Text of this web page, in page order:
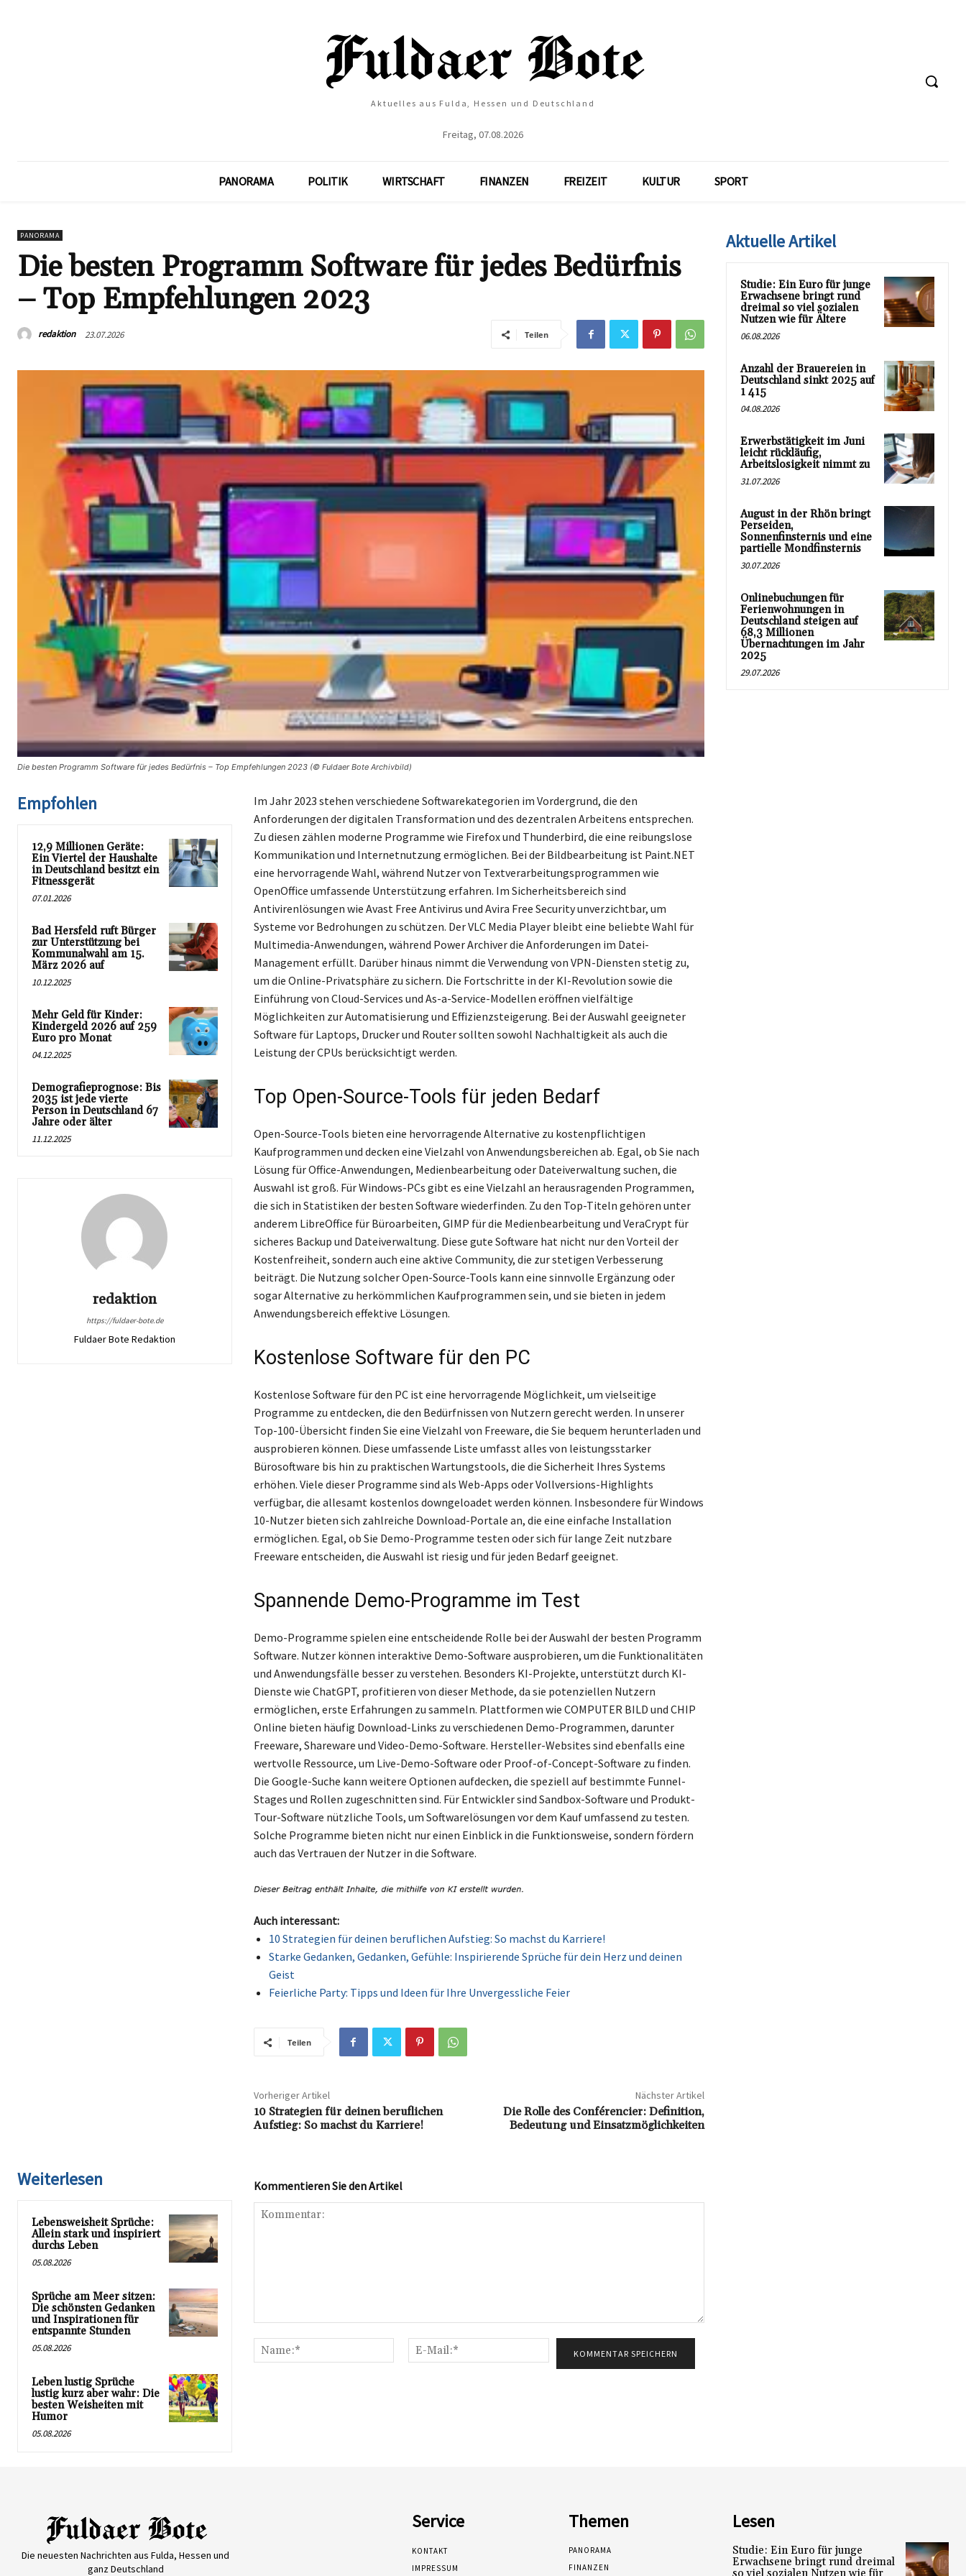
Aktuelles aus Fulda, Hessen und Deutschland
Freitag, 07.08.2026
PANORAMA POLITIK WIRTSCHAFT FINANZEN FREIZEIT KULTUR SPORT
PANORAMA
Die besten Programm Software für jedes Bedürfnis
– Top Empfehlungen 2023
redaktion 23.07.2026 Teilen
Die besten Programm Software für jedes Bedürfnis – Top Empfehlungen 2023 (© Fuldaer Bote Archivbild)
Empfohlen
12,9 Millionen Geräte:
Ein Viertel der Haushalte
in Deutschland besitzt ein
Fitnessgerät
07.01.2026
Bad Hersfeld ruft Bürger
zur Unterstützung bei
Kommunalwahl am 15.
März 2026 auf
10.12.2025
Mehr Geld für Kinder:
Kindergeld 2026 auf 259
Euro pro Monat
04.12.2025
Demografieprognose: Bis
2035 ist jede vierte
Person in Deutschland 67
Jahre oder älter
11.12.2025
redaktion
https://fuldaer-bote.de
Fuldaer Bote Redaktion
Im Jahr 2023 stehen verschiedene Softwarekategorien im Vordergrund, die den
Anforderungen der digitalen Transformation und des dezentralen Arbeitens entsprechen.
Zu diesen zählen moderne Programme wie Firefox und Thunderbird, die eine reibungslose
Kommunikation und Internetnutzung ermöglichen. Bei der Bildbearbeitung ist Paint.NET
eine hervorragende Wahl, während Nutzer von Textverarbeitungsprogrammen wie
OpenOffice umfassende Unterstützung erfahren. Im Sicherheitsbereich sind
Antivirenlösungen wie Avast Free Antivirus und Avira Free Security unverzichtbar, um
Systeme vor Bedrohungen zu schützen. Der VLC Media Player bleibt eine beliebte Wahl für
Multimedia-Anwendungen, während Power Archiver die Anforderungen im Datei-
Management erfüllt. Darüber hinaus nimmt die Verwendung von VPN-Diensten stetig zu,
um die Online-Privatsphäre zu sichern. Die Fortschritte in der KI-Revolution sowie die
Einführung von Cloud-Services und As-a-Service-Modellen eröffnen vielfältige
Möglichkeiten zur Automatisierung und Effizienzsteigerung. Bei der Auswahl geeigneter
Software für Laptops, Drucker und Router sollten sowohl Nachhaltigkeit als auch die
Leistung der CPUs berücksichtigt werden.
Top Open-Source-Tools für jeden Bedarf
Open-Source-Tools bieten eine hervorragende Alternative zu kostenpflichtigen
Kaufprogrammen und decken eine Vielzahl von Anwendungsbereichen ab. Egal, ob Sie nach
Lösung für Office-Anwendungen, Medienbearbeitung oder Dateiverwaltung suchen, die
Auswahl ist groß. Für Windows-PCs gibt es eine Vielzahl an herausragenden Programmen,
die sich in Statistiken der besten Software wiederfinden. Zu den Top-Titeln gehören unter
anderem LibreOffice für Büroarbeiten, GIMP für die Medienbearbeitung und VeraCrypt für
sicheres Backup und Dateiverwaltung. Diese gute Software hat nicht nur den Vorteil der
Kostenfreiheit, sondern auch eine aktive Community, die zur stetigen Verbesserung
beiträgt. Die Nutzung solcher Open-Source-Tools kann eine sinnvolle Ergänzung oder
sogar Alternative zu herkömmlichen Kaufprogrammen sein, und sie bieten in jedem
Anwendungsbereich effektive Lösungen.
Kostenlose Software für den PC
Kostenlose Software für den PC ist eine hervorragende Möglichkeit, um vielseitige
Programme zu entdecken, die den Bedürfnissen von Nutzern gerecht werden. In unserer
Top-100-Übersicht finden Sie eine Vielzahl von Freeware, die Sie bequem herunterladen und
ausprobieren können. Diese umfassende Liste umfasst alles von leistungsstarker
Bürosoftware bis hin zu praktischen Wartungstools, die die Sicherheit Ihres Systems
erhöhen. Viele dieser Programme sind als Web-Apps oder Vollversions-Highlights
verfügbar, die allesamt kostenlos downgeloadet werden können. Insbesondere für Windows
10-Nutzer bieten sich zahlreiche Download-Portale an, die eine einfache Installation
ermöglichen. Egal, ob Sie Demo-Programme testen oder sich für lange Zeit nutzbare
Freeware entscheiden, die Auswahl ist riesig und für jeden Bedarf geeignet.
Spannende Demo-Programme im Test
Demo-Programme spielen eine entscheidende Rolle bei der Auswahl der besten Programm
Software. Nutzer können interaktive Demo-Software ausprobieren, um die Funktionalitäten
und Anwendungsfälle besser zu verstehen. Besonders KI-Projekte, unterstützt durch KI-
Dienste wie ChatGPT, profitieren von dieser Methode, da sie potenziellen Nutzern
ermöglichen, erste Erfahrungen zu sammeln. Plattformen wie COMPUTER BILD und CHIP
Online bieten häufig Download-Links zu verschiedenen Demo-Programmen, darunter
Freeware, Shareware und Video-Demo-Software. Hersteller-Websites sind ebenfalls eine
wertvolle Ressource, um Live-Demo-Software oder Proof-of-Concept-Software zu finden.
Die Google-Suche kann weitere Optionen aufdecken, die speziell auf bestimmte Funnel-
Stages und Rollen zugeschnitten sind. Für Entwickler sind Sandbox-Software und Produkt-
Tour-Software nützliche Tools, um Softwarelösungen vor dem Kauf umfassend zu testen.
Solche Programme bieten nicht nur einen Einblick in die Funktionsweise, sondern fördern
auch das Vertrauen der Nutzer in die Software.
Auch interessant:
10 Strategien für deinen beruflichen Aufstieg: So machst du Karriere!
Starke Gedanken, Gedanken, Gefühle: Inspirierende Sprüche für dein Herz und deinen
Geist
Feierliche Party: Tipps und Ideen für Ihre Unvergessliche Feier
Teilen
Vorheriger Artikel
10 Strategien für deinen beruflichen
Aufstieg: So machst du Karriere!
Nächster Artikel
Die Rolle des Conférencier: Definition,
Bedeutung und Einsatzmöglichkeiten
Weiterlesen
Lebensweisheit Sprüche:
Allein stark und inspiriert
durchs Leben
05.08.2026
Sprüche am Meer sitzen:
Die schönsten Gedanken
und Inspirationen für
entspannte Stunden
05.08.2026
Leben lustig Sprüche
lustig kurz aber wahr: Die
besten Weisheiten mit
Humor
05.08.2026
Kommentieren Sie den Artikel
Name:*
Mail:*
Aktuelle Artikel
Studie: Ein Euro für junge
Erwachsene bringt rund
dreimal so viel sozialen
Nutzen wie für Ältere
06.08.2026
Anzahl der Brauereien in
Deutschland sinkt 2025 auf
1 415
04.08.2026
Erwerbstätigkeit im Juni
leicht rückläufig,
Arbeitslosigkeit nimmt zu
31.07.2026
August in der Rhön bringt
Perseiden,
Sonnenfinsternis und eine
partielle Mondfinsternis
30.07.2026
Onlinebuchungen für
Ferienwohnungen in
Deutschland steigen auf
68,3 Millionen
Übernachtungen im Jahr
2025
29.07.2026
Die neuesten Nachrichten aus Fulda, Hessen und
ganz Deutschland
Service
KONTAKT
IMPRESSUM
Themen
PANORAMA
FINANZEN
Lesen
Studie: Ein Euro für junge
Erwachsene bringt rund dreimal